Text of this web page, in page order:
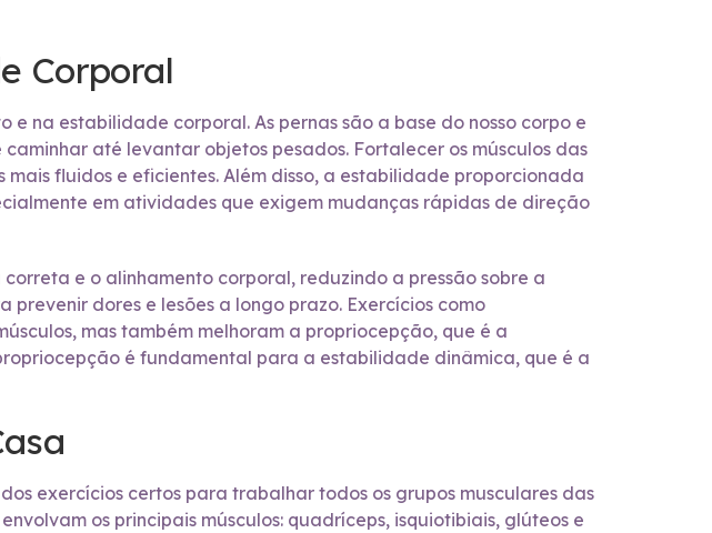
Corporal
na estabilidade corporal. As pernas são a base do nosso corpo e
até levantar objetos pesados. Fortalecer os músculos das
fluidos e eficientes. Além disso, a estabilidade proporcionada
em atividades que exigem mudanças rápidas de direção
e o alinhamento corporal, reduzindo a pressão sobre a
dores e lesões a longo prazo. Exercícios como
mas também melhoram a propriocepção, que é a
é fundamental para a estabilidade dinâmica, que é a
exercícios certos para trabalhar todos os grupos musculares das
os principais músculos: quadríceps, isquiotibiais, glúteos e